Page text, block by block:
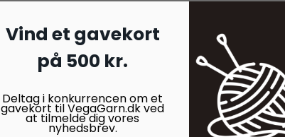
Vind et gavekort
på 500 kr.
Deltag i konkurrencen om et
gavekort til VegaGarn.dk ved
at tilmelde dig vores
nyhedsbrev.